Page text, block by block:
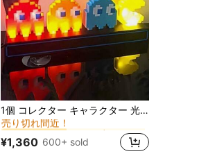
1個 コレクター キャラクター 光とゴーストライト、コレクター キャラクター デコラティブライト
#1 ベストセラー に テーブルランプ
売り切れ間近！
#1 ベストセラー
売り切れ間近！
#1 ベストセラー
売り切れ間近！
#1 ベストセラー に テーブルランプ
¥1,360 600+ sold